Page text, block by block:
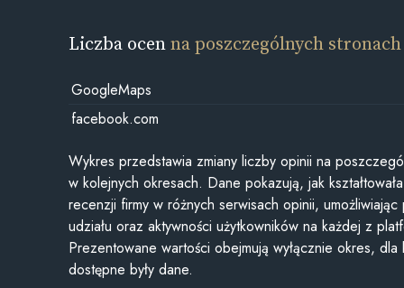
Liczba ocenna poszczególnych stronach
GoogleMaps
facebook.com
Wykres przedstawia zmiany liczby opinii na
w kolejnych okresach. Dane pokazują, jak
recenzji firmy w różnych serwisach opinii,
udziału oraz aktywności użytkowników na każdej z
Prezentowane wartości obejmują wyłącznie okres, dla
dostępne były dane.